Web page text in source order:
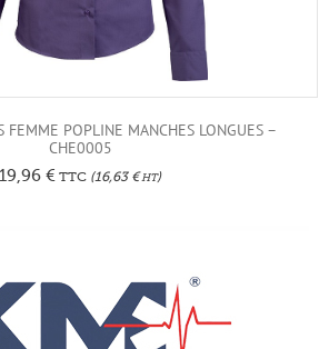
FEMME POPLINE MANCHES LONGUES –
CHE0005
19,96 € TTC (16,63 €HT)